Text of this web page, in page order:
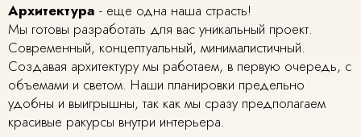
Архитектура - еще одна наша страсть!
Мы готовы разработать для вас уникальный проект.
Современный, концептуальный, минималистичный.
Создавая архитектуру мы работаем, в первую очередь, с
объемами и светом. Наши планировки предельно
удобны и выигрышны, так как мы сразу предполагаем
красивые ракурсы внутри интерьера.